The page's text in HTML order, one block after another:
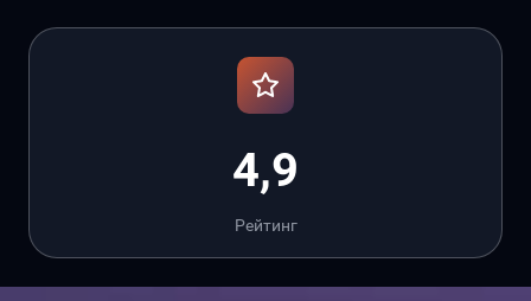
4,9
Рейтинг